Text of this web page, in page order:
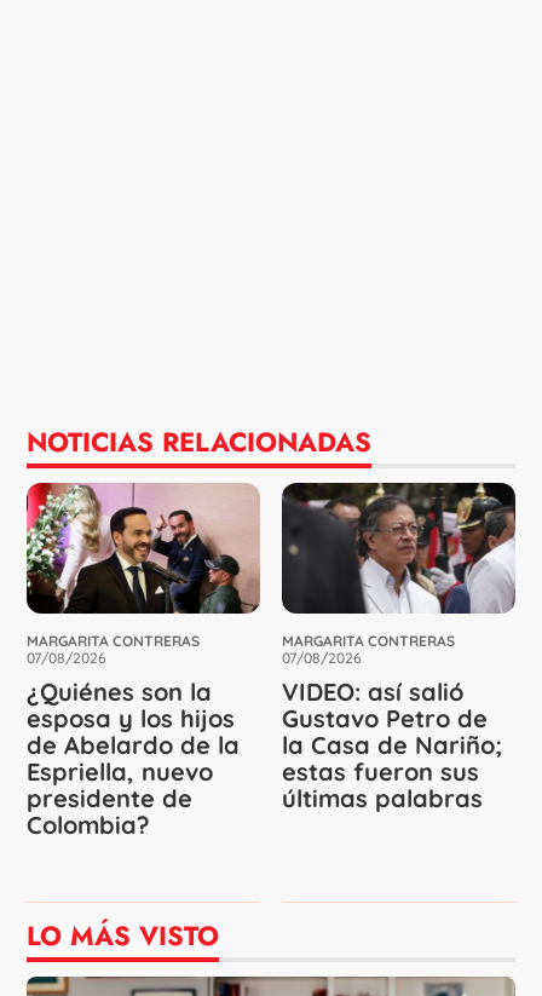
NOTICIAS RELACIONADAS
MARGARITA CONTRERAS
07/08/2026
¿Quiénes son la
esposa y los hijos
de Abelardo de la
Espriella, nuevo
presidente de
Colombia?
MARGARITA CONTRERAS
07/08/2026
VIDEO: así salió
Gustavo Petro de
la Casa de Nariño;
estas fueron sus
últimas palabras
LO MÁS VISTO